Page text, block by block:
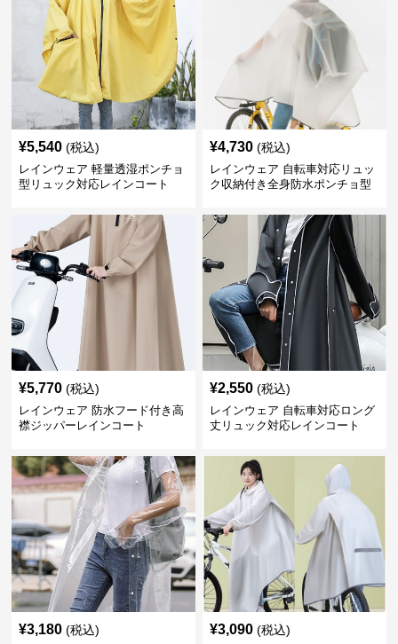
¥5,540 (税込)
レインウェア 軽量透湿ポンチョ
型リュック対応レインコート
¥4,730 (税込)
レインウェア 自転車対応リュッ
ク収納付き全身防水ポンチョ型
¥5,770 (税込)
レインウェア 防水フード付き高
襟ジッパーレインコート
¥2,550 (税込)
レインウェア 自転車対応ロング
丈リュック対応レインコート
¥3,180 (税込) ¥3,090 (税込)